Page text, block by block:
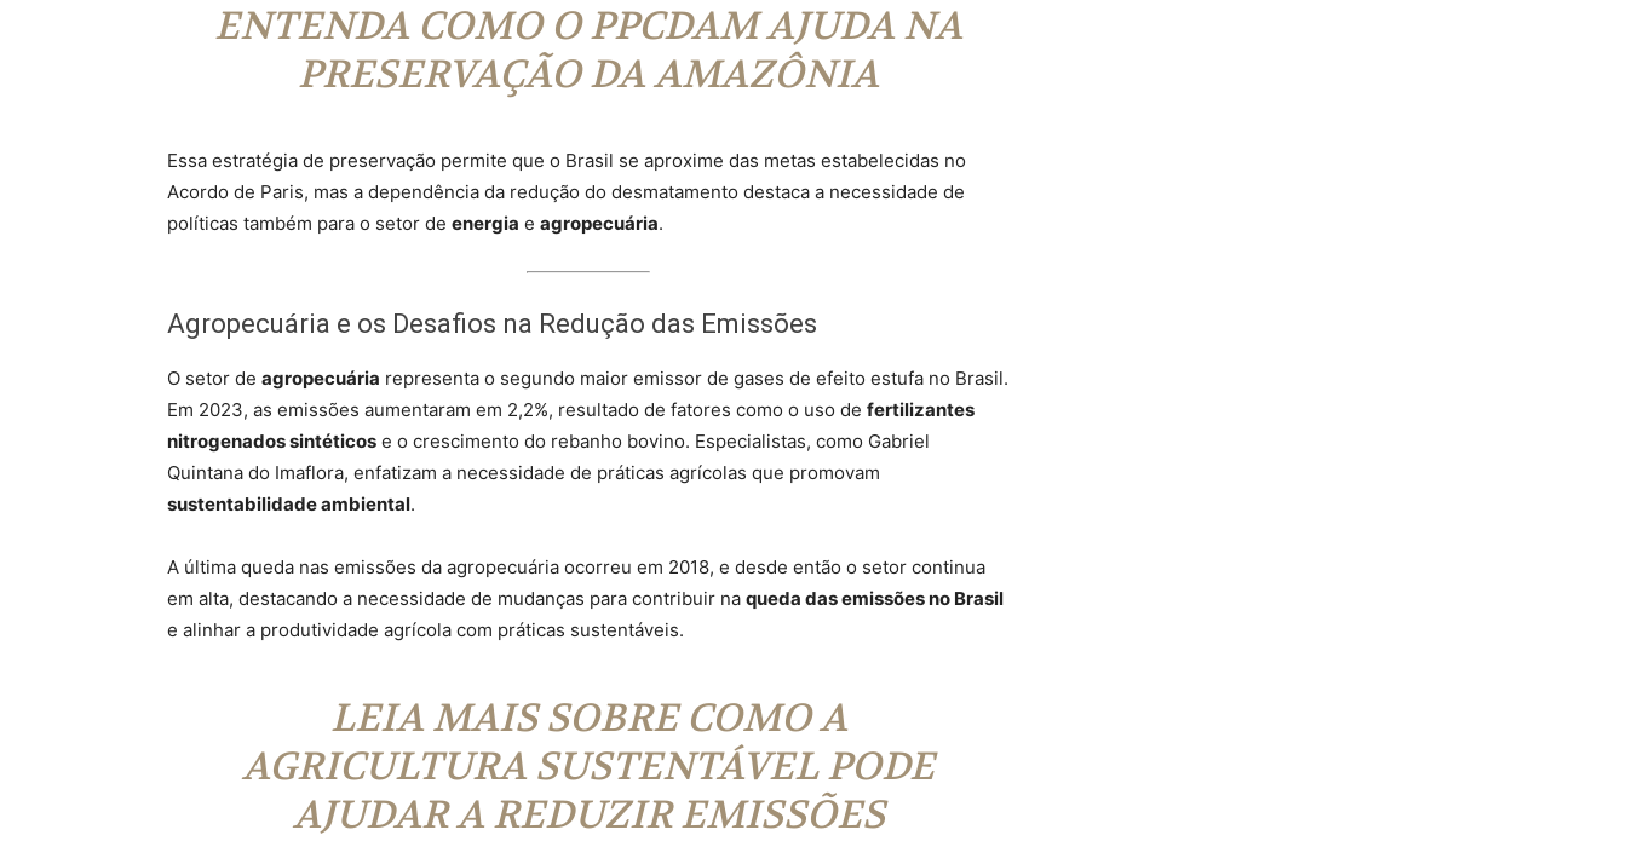
ENTENDA COMO O PPCDAM AJUDA NA
PRESERVAÇÃO DA AMAZÔNIA
Essa estratégia de preservação permite que o Brasil se aproxime das metas estabelecidas no
Acordo de Paris, mas a dependência da redução do desmatamento destaca a necessidade de
políticas também para o setor de energia e agropecuária.
Agropecuária e os Desafios na Redução das Emissões
O setor de agropecuária representa o segundo maior emissor de gases de efeito estufa no Brasil.
Em 2023, as emissões aumentaram em 2,2%, resultado de fatores como o uso de fertilizantes
nitrogenados sintéticos e o crescimento do rebanho bovino. Especialistas, como Gabriel
Quintana do Imaflora, enfatizam a necessidade de práticas agrícolas que promovam
sustentabilidade ambiental.
A última queda nas emissões da agropecuária ocorreu em 2018, e desde então o setor continua
em alta, destacando a necessidade de mudanças para contribuir na queda das emissões no Brasil
e alinhar a produtividade agrícola com práticas sustentáveis.
LEIA MAIS SOBRE COMO A
AGRICULTURA SUSTENTÁVEL PODE
AJUDAR A REDUZIR EMISSÕES